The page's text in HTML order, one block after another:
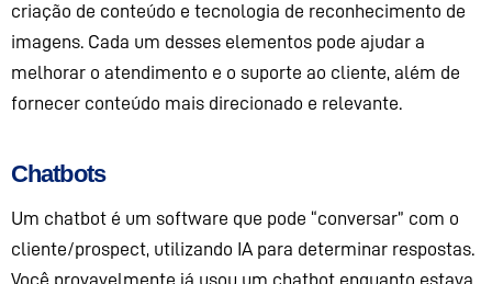
criação de conteúdo e tecnologia de reconhecimento de
imagens. Cada um desses elementos pode ajudar a
melhorar o atendimento e o suporte ao cliente, além de
fornecer conteúdo mais direcionado e relevante.
Chatbots
Um chatbot é um software que pode “conversar” com o
cliente/prospect, utilizando IA para determinar respostas.
Você provavelmente já usou um chatbot enquanto estava